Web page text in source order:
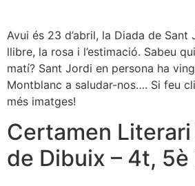
Avui és 23 d’abril, la Diada de Sant
llibre, la rosa i l’estimació. Sabeu
matí? Sant Jordi en persona ha
Montblanc a saludar-nos…. Si feu
més imatges!
Certamen
de Dibuix – 4t, 5è